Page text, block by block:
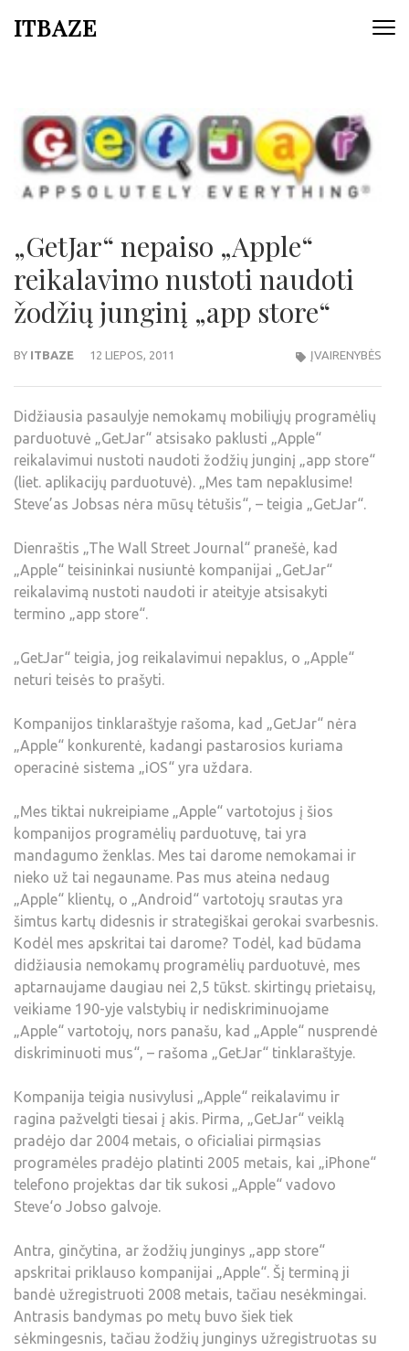
ITBAZE
„GetJar“ nepaiso „Apple“
reikalavimo nustoti naudoti
žodžių junginį „app store“
BY ITBAZE 12 LIEPOS, 2011 ĮVAIRENYBĖS
Didžiausia pasaulyje nemokamų mobiliųjų programėlių
parduotuvė „GetJar“ atsisako paklusti „Apple“
reikalavimui nustoti naudoti žodžių junginį „app store“
(liet. aplikacijų parduotuvė). „Mes tam nepaklusime!
Steve’as Jobsas nėra mūsų tėtušis“, – teigia „GetJar“.
Dienraštis „The Wall Street Journal“ pranešė, kad
„Apple“ teisininkai nusiuntė kompanijai „GetJar“
reikalavimą nustoti naudoti ir ateityje atsisakyti
termino „app store“.
„GetJar“ teigia, jog reikalavimui nepaklus, o „Apple“
neturi teisės to prašyti.
Kompanijos tinklaraštyje rašoma, kad „GetJar“ nėra
„Apple“ konkurentė, kadangi pastarosios kuriama
operacinė sistema „iOS“ yra uždara.
„Mes tiktai nukreipiame „Apple“ vartotojus į šios
kompanijos programėlių parduotuvę, tai yra
mandagumo ženklas. Mes tai darome nemokamai ir
nieko už tai negauname. Pas mus ateina nedaug
„Apple“ klientų, o „Android“ vartotojų srautas yra
šimtus kartų didesnis ir strategiškai gerokai svarbesnis.
Kodėl mes apskritai tai darome? Todėl, kad būdama
didžiausia nemokamų programėlių parduotuvė, mes
aptarnaujame daugiau nei 2,5 tūkst. skirtingų prietaisų,
veikiame 190-yje valstybių ir nediskriminuojame
„Apple“ vartotojų, nors panašu, kad „Apple“ nusprendė
diskriminuoti mus“, – rašoma „GetJar“ tinklaraštyje.
Kompanija teigia nusivylusi „Apple“ reikalavimu ir
ragina pažvelgti tiesai į akis. Pirma, „GetJar“ veiklą
pradėjo dar 2004 metais, o oficialiai pirmąsias
programėles pradėjo platinti 2005 metais, kai „iPhone“
telefono projektas dar tik sukosi „Apple“ vadovo
Steve‘o Jobso galvoje.
Antra, ginčytina, ar žodžių junginys „app store“
apskritai priklauso kompanijai „Apple“. Šį terminą ji
bandė užregistruoti 2008 metais, tačiau nesėkmingai.
Antrasis bandymas po metų buvo šiek tiek
sėkmingesnis, tačiau žodžių junginys užregistruotas su